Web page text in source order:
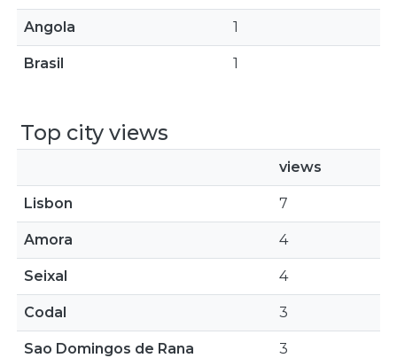
Angola 1
Brasil 1
Top city views
views
Lisbon 7
Amora 4
Seixal 4
Codal 3
Sao Domingos de Rana 3